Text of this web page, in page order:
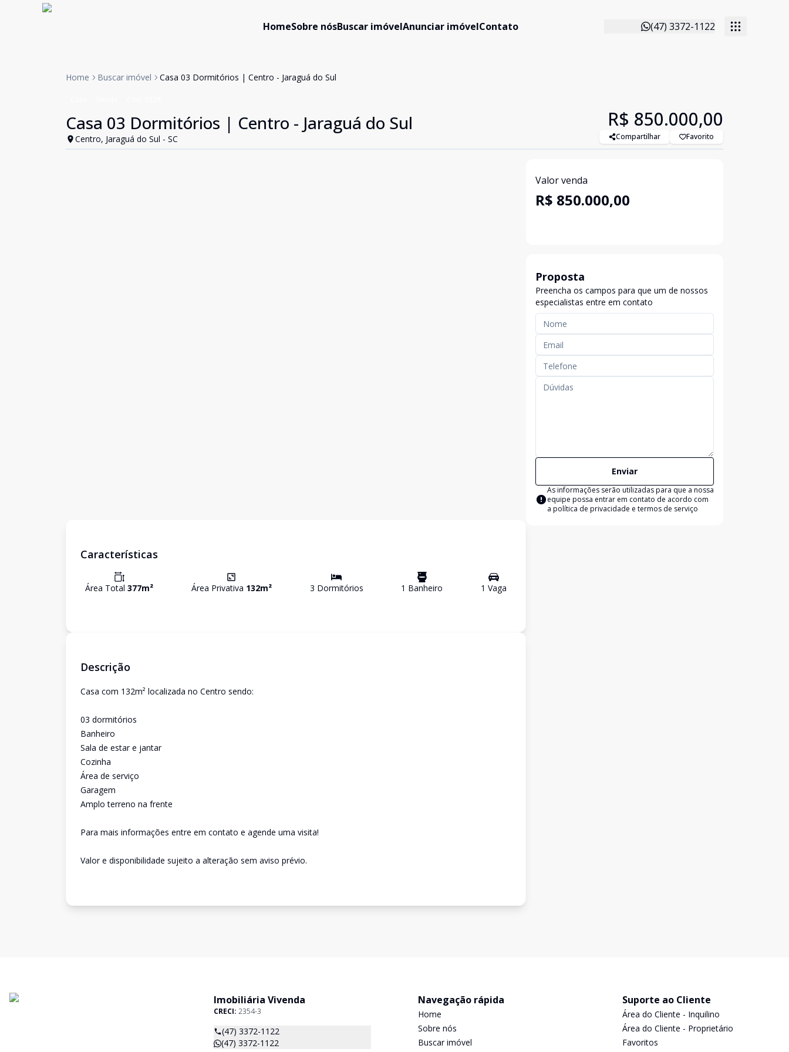
HomeSobre nósBuscar imóvelAnunciar imóvelContato (47) 3372-1122
Home Buscar imóvel Casa 03 Dormitórios | Centro - Jaraguá do Sul
Casa 03 Dormitórios | Centro - Jaraguá do Sul
Centro, Jaraguá do Sul - SC
R$ 850.000,00
Compartilhar Favorito
Características
Área Total 377m² Área Privativa 132m² 3 Dormitórios 1 Banheiro 1 Vaga
Descrição
Casa com 132m² localizada no Centro sendo:
03 dormitórios
Banheiro
Sala de estar e jantar
Cozinha
Área de serviço
Garagem
Amplo terreno na frente
Para mais informações entre em contato e agende uma visita!
Valor e disponibilidade sujeito a alteração sem aviso prévio.
Valor venda
R$ 850.000,00
Proposta
Preencha os campos para que um de nossos
especialistas entre em contato
Enviar
As informações serão utilizadas para que a nossa
equipe possa entrar em contato de acordo com
a política de privacidade e termos de serviço
Imobiliária Vivenda
CRECI: 2354-3
(47) 3372-1122
(47) 3372-1122
Navegação rápida
Home
Sobre nós
Buscar imóvel
Suporte ao Cliente
Área do Cliente - Inquilino
Área do Cliente - Proprietário
Favoritos